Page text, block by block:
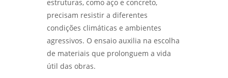
COMO A ANÁLISE DE FALHAS PARA
MANUTENÇÃO EM SP PODE AUMENTAR A
EFICÁCIA OPERACIONAL - LABMETAL
ANÁLISE METALOGRÁFICA DE METAIS:
QUALIDADE DOS MATERIAIS - LABMETAL
estruturas, como aço e concreto,
precisam resistir a diferentes
condições climáticas e ambientes
agressivos. O ensaio auxilia na escolha
de materiais que prolonguem a vida
útil das obras.